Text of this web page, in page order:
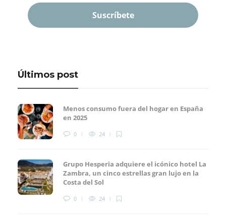
Últimos post
Menos consumo fuera del hogar en España
en 2025
0 24
Grupo Hesperia adquiere el icónico hotel La
Zambra, un cinco estrellas gran lujo en la
Costa del Sol
0 24